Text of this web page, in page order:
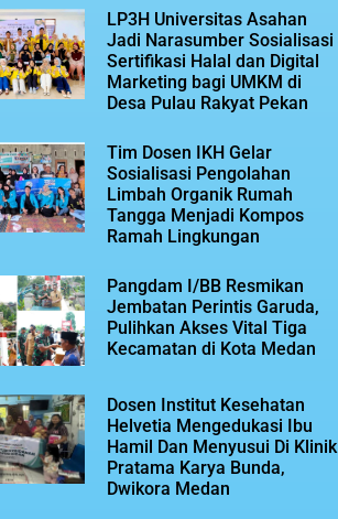
LP3H Universitas Asahan
Jadi Narasumber Sosialisasi
Sertifikasi Halal dan Digital
Marketing bagi UMKM di
Desa Pulau Rakyat Pekan
Tim Dosen IKH Gelar
Sosialisasi Pengolahan
Limbah Organik Rumah
Tangga Menjadi Kompos
Ramah Lingkungan
Pangdam I/BB Resmikan
Jembatan Perintis Garuda,
Pulihkan Akses Vital Tiga
Kecamatan di Kota Medan
Dosen Institut Kesehatan
Helvetia Mengedukasi Ibu
Hamil Dan Menyusui Di Klinik
Pratama Karya Bunda,
Dwikora Medan